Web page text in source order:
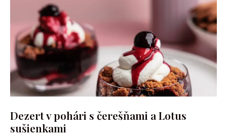
Dezert v pohári s čerešňami a Lotus
sušienkami